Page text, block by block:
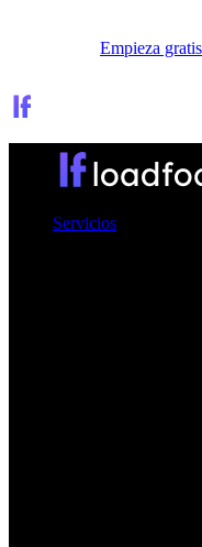
Empieza gratis
Servicios